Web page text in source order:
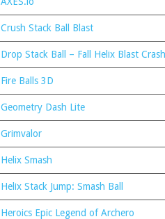
Crush Stack Ball Blast⁠
Drop Stack Ball – Fall Helix Blast
Fire Balls 3D⁠
Geometry Dash Lite⁠
Grimvalor⁠
Helix Smash⁠
Helix Stack Jump: Smash Ball⁠
Heroics Epic Legend of Archero⁠